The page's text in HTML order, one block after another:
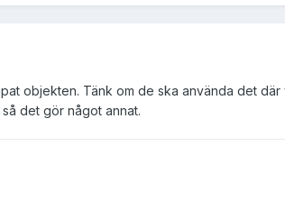
objekten. Tänk om de ska använda det
det gör något annat.